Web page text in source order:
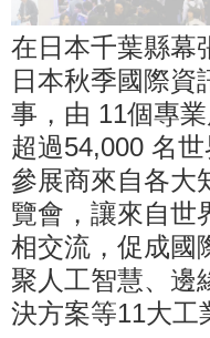
在日本千葉縣幕
日本秋季國際資
事，由 11個專
超過54,000 名
參展商來自各大
覽會，讓來自世
相交流，促成國
聚人工智慧、邊
決方案等11大工